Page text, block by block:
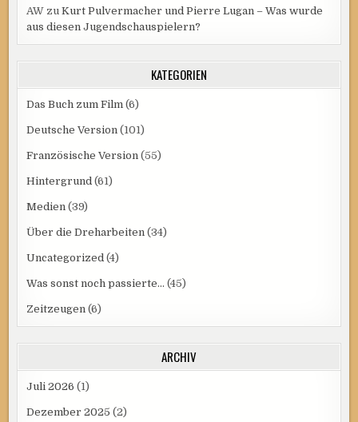
AW zuKurt Pulvermacher und Pierre Lugan – Was wurde
aus diesen Jugendschauspielern?
KATEGORIEN
Das Buch zum Film (6)
Deutsche Version (101)
Französische Version (55)
Hintergrund (61)
Medien (39)
Über die Dreharbeiten (34)
Uncategorized (4)
Was sonst noch passierte… (45)
Zeitzeugen (6)
ARCHIV
Juli 2026 (1)
Dezember 2025 (2)